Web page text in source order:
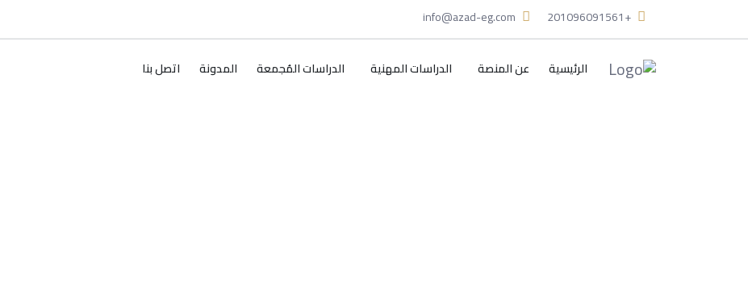
+201096091561
الرئيسية عن المنصة الدراسات المهنية الدراسات المُجمعة المدونة اتصل بنا